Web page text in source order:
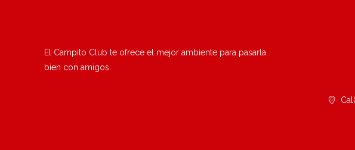
El Campito Club te ofrece el mejor ambiente para pasarla
bien con amigos.